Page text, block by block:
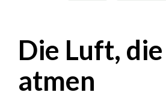
Die Luft,
atmen